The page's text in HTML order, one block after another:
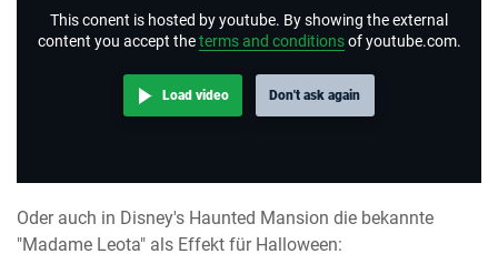
This conent is hosted by youtube. By showing the external
content you accept theterms and conditionsof youtube.com.
Load video Don't ask again
Oder auch in Disney's Haunted Mansion die bekannte
"Madame Leota" als Effekt für Halloween: